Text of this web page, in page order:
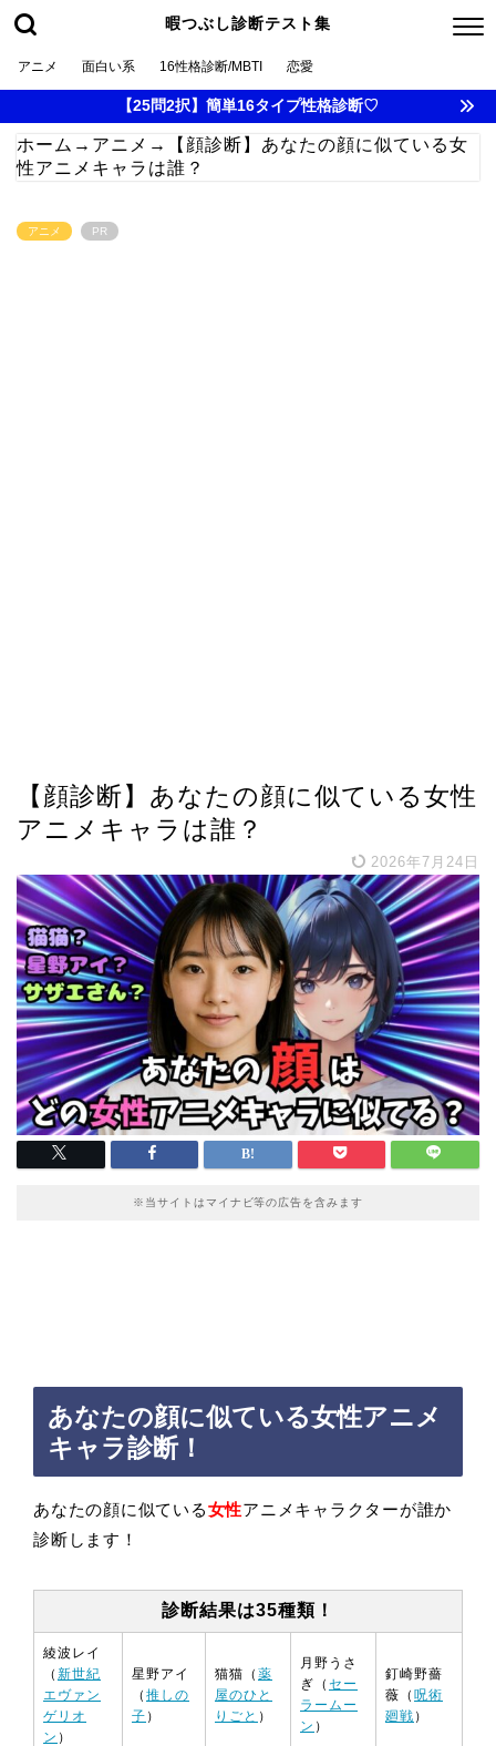
暇つぶし診断テスト集
アニメ 面白い系 16性格診断/MBTI 恋愛
【25問2択】簡単16タイプ性格診断♡
ホーム → アニメ →
【顔診断】あなたの顔に似ている女
性アニメキャラは誰？
アニメ PR
【顔診断】あなたの顔に似ている女性
アニメキャラは誰？
2026年7月24日
※当サイトはマイナビ等の広告を含みます
あなたの顔に似ている女性アニメ
キャラ診断！
あなたの顔に似ている女性アニメキャラクターが誰か
診断します！
診断結果は35種類！
綾波レイ
（ 新世紀
エヴァン
ゲリオ
ン ）
星野アイ
（ 推しの
子 ）
猫猫（ 薬
屋のひと
りごと ）
月野うさ
ぎ（ セー
ラームー
ン ）
釘崎野薔
薇（ 呪術
廻戦 ）